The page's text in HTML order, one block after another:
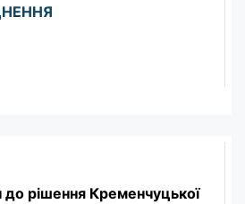
до рішення Кременчуцької